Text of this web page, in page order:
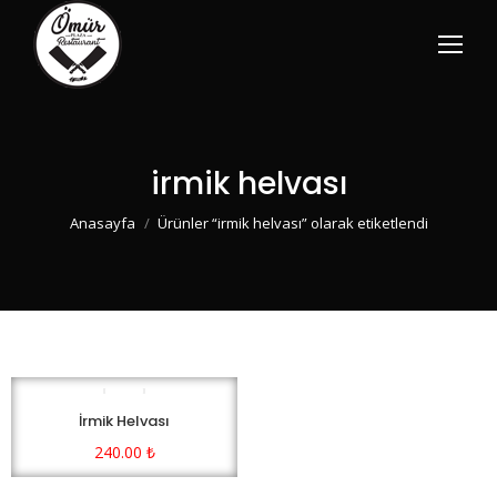
irmik helvası
You are here:
Anasayfa Ürünler “irmik helvası” olarak etiketlendi
İrmik Helvası
240.00 ₺